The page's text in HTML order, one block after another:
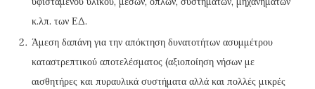
κ.λπ. των ΕΔ.
Άμεση δαπάνη για την απόκτηση δυνατοτήτων ασυμμέτρου
καταστρεπτικού αποτελέσματος (αξιοποίηση νήσων με
αισθητήρες και πυραυλικά συστήματα αλλά και πολλές μικρές